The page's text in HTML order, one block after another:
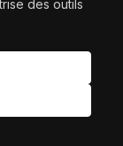
meilleurs scripts
propos
Coriace
des outils